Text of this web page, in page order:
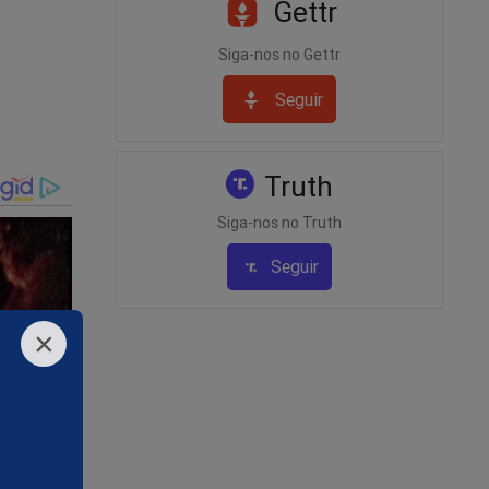
×
Gettr
Siga-nos no Gettr
Seguir
Truth
Siga-nos no Truth
Seguir